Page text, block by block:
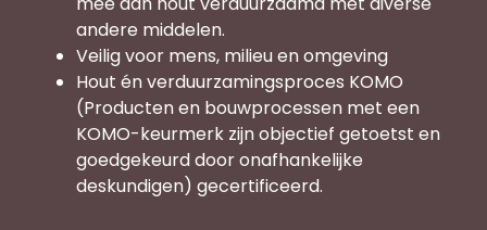
andere middelen.
Veilig voor mens, milieu en omgeving
Hout én verduurzamingsproces KOMO
(Producten en bouwprocessen met een
KOMO-keurmerk zijn objectief getoetst en
goedgekeurd door onafhankelijke
deskundigen) gecertificeerd.